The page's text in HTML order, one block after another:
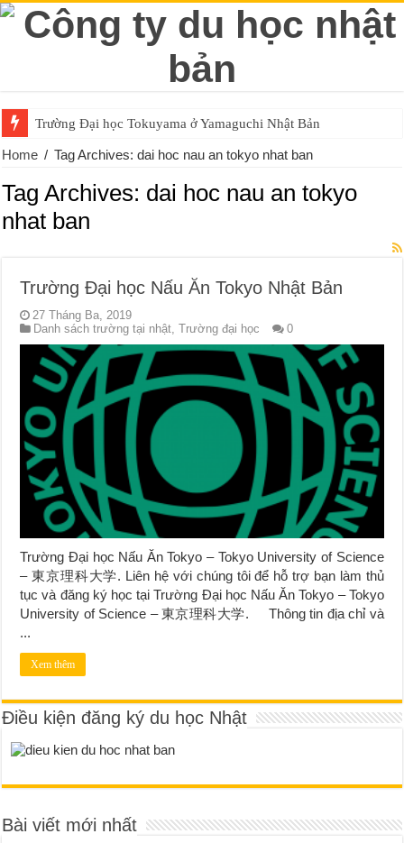
Trường Đại học Tokuyama ở Yamaguchi Nhật Bản
Home / Tag Archives: dai hoc nau an tokyo nhat ban
Tag Archives: dai hoc nau an tokyo
nhat ban
Trường Đại học Nấu Ăn Tokyo Nhật Bản
27 Tháng Ba, 2019
Danh sách trường tại nhật,Trường đại học 0
Trường Đại học Nấu Ăn Tokyo – Tokyo University of Science
– 東京理科大学. Liên hệ với chúng tôi để hỗ trợ bạn làm thủ
tục và đăng ký học tại Trường Đại học Nấu Ăn Tokyo – Tokyo
University of Science – 東京理科大学. Thông tin địa chỉ và
...
Xem thêm
Điều kiện đăng ký du học Nhật
Bài viết mới nhất